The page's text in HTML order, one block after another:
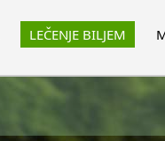
LEČENJE BILJEM